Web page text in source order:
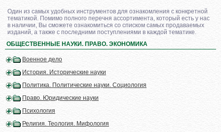
Один из самых удобных инструментов для ознакомления с конкретной
тематикой. Помимо полного перечня ассортимента, который есть у нас
в наличии, Вы сможете ознакомиться со списком самых продаваемых
изданий, а также с последними поступлениями в каждой тематике.
ОБЩЕСТВЕННЫЕ НАУКИ. ПРАВО. ЭКОНОМИКА
Военное дело
История. Исторические науки
Политика. Политические науки. Социология
Право. Юридические науки
Психология
Религия. Теология. Мифология